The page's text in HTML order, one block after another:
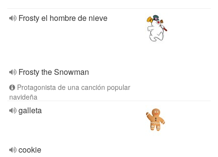
Frosty el hombre de nieve
Frosty the Snowman
Protagonista de una canción popular
navideña
galleta
cookie